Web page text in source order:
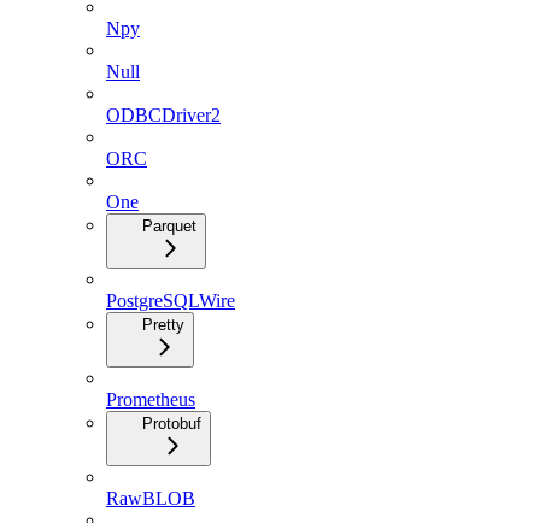
Npy
Null
ODBCDriver2
ORC
One
Parquet
PostgreSQLWire
Pretty
Prometheus
Protobuf
RawBLOB